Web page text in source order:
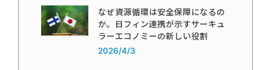
なぜ資源循環は安全保障になるの
か。日フィン連携が示すサーキュ
ラーエコノミーの新しい役割
2026/4/3